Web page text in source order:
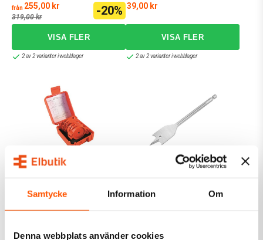
Samtycke Information Om
Denna webbplats använder cookies
från 255,00 kr
319,00 kr -20%
2 av 2 varianter i webblager
39,00 kr
2 av 2 varianter i webblager
Hole In One
Magnetiskt
Centreringsdon
från189,00 kr
Tolsen
Centrumborr 6-40mm 6-
kantsfäste
från16,00 kr